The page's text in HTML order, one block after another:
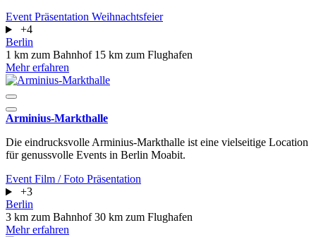
Event Präsentation Weihnachtsfeier
+4
Berlin
1 km zum Bahnhof 15 km zum Flughafen
Mehr erfahren
Arminius-Markthalle
Die eindrucksvolle Arminius-Markthalle ist eine vielseitige Location
für genussvolle Events in Berlin Moabit.
Event Film / Foto Präsentation
+3
Berlin
3 km zum Bahnhof30 km zum Flughafen
Mehr erfahren